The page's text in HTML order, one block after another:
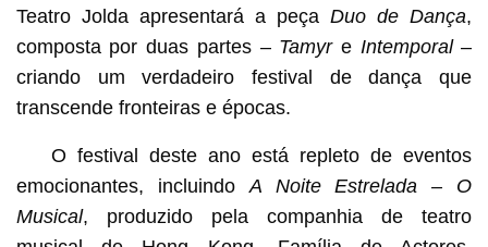
Teatro Jolda apresentará a peçaDuo de Dança,
composta por duas partes – Tamyre Intemporal–
criando um verdadeiro festival de dança que
transcende fronteiras e épocas.
O festival deste ano está repleto de eventos
emocionantes, incluindo A Noite Estrelada – O
Musical, produzido pela companhia de teatro